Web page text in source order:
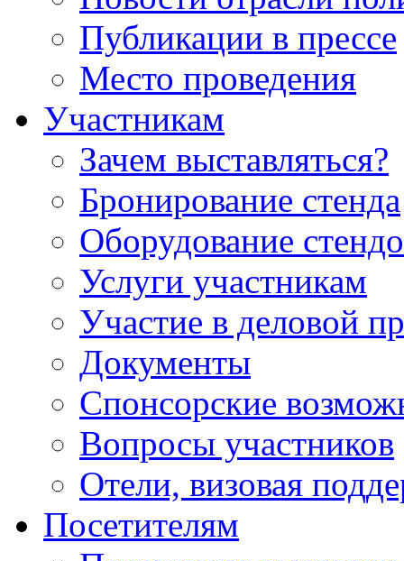
Публикации в прессе
Место проведения
Участникам
Зачем выставляться?
Бронирование стенда
Оборудование
Услуги участникам
Участие в деловой
Документы
Спонсорские
Вопросы участников
Отели, визовая
Посетителям